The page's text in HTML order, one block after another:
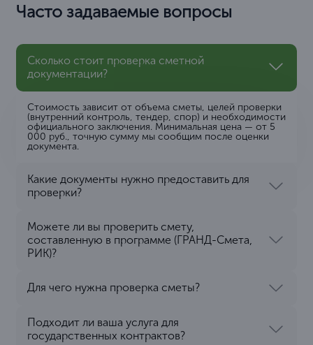
Часто задаваемые вопросы
Сколько стоит проверка сметной
документации?
Стоимость зависит от объема сметы, целей проверки
(внутренний контроль, тендер, спор) и необходимости
официального заключения. Минимальная цена — от 5
000 руб., точную сумму мы сообщим после оценки
документа.
Какие документы нужно предоставить для
проверки?
Можете ли вы проверить смету,
составленную в программе (ГРАНД-Смета,
РИК)?
Для чего нужна проверка сметы?
Подходит ли ваша услуга для
государственных контрактов?